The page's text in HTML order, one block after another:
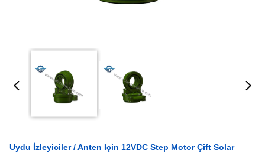
Uydu İzleyiciler / Anten Için 12VDC Step Motor Çift Solar